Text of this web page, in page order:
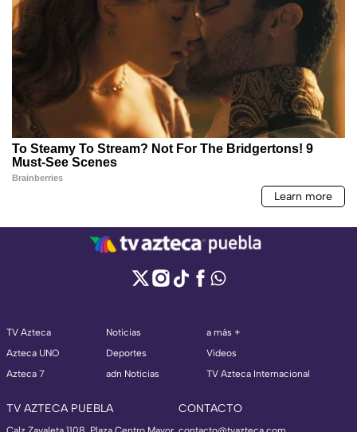
TV Azteca
Azteca UNO
Azteca 7
Noticias
Deportes
adn Noticias
a más +
Videos
TV Azteca Internacional
TV AZTECA PUEBLA CONTACTO